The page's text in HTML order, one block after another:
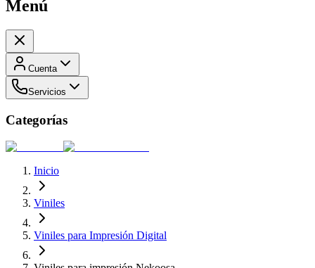
Menú
Cuenta
Servicios
Categorías
Inicio
Viniles
Viniles para Impresión Digital